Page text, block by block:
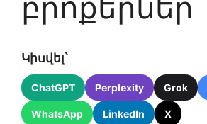
բրոքերներ
Կիսվել՝
ChatGPT Perplexity Grok
WhatsApp LinkedIn X